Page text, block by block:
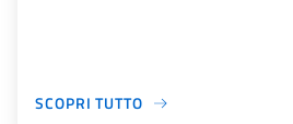
SCOPRI TUTTO